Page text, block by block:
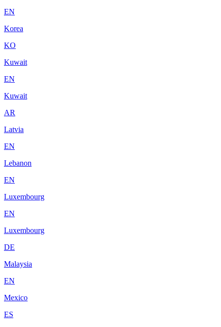
EN
Korea
KO
Kuwait
EN
Kuwait
AR
Latvia
EN
Lebanon
EN
Luxembourg
EN
Luxembourg
DE
Malaysia
EN
Mexico
ES